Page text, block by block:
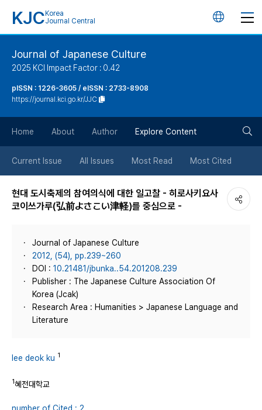
KJC Korea
Journal Central
언
튼
Journal of Japanese Culture
2025 KCI Impact Factor : 0.42
pISSN : 1226-3605 / eISSN : 2733-8908
https://journal.kci.go.kr/JJC
Home About Author Explore Content
Current Issue All Issues Most Read Most Cited
현대 도시축제의 참여의식에 대한 일고찰 - 히로사키요사
코이쓰가루(弘前よさこい津軽)를 중심으로 -
Journal of Japanese Culture
2012, (54), pp.239~260
DOI : 10.21481/jbunka..54.201208.239
Publisher : The Japanese Culture Association Of
Korea (Jcak)
Research Area : Humanities > Japanese Language and
Literature
lee deok ku 1
1혜전대학교